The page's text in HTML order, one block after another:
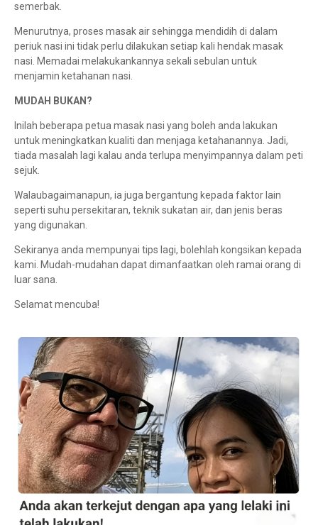
semerbak.
Menurutnya, proses masak air sehingga mendidih di dalam
periuk nasi ini tidak perlu dilakukan setiap kali hendak masak
nasi. Memadai melakukankannya sekali sebulan untuk
menjamin ketahanan nasi.
MUDAH BUKAN?
Inilah beberapa petua masak nasi yang boleh anda lakukan
untuk meningkatkan kualiti dan menjaga ketahanannya. Jadi,
tiada masalah lagi kalau anda terlupa menyimpannya dalam peti
sejuk.
Walaubagaimanapun, ia juga bergantung kepada faktor lain
seperti suhu persekitaran, teknik sukatan air, dan jenis beras
yang digunakan.
Sekiranya anda mempunyai tips lagi, bolehlah kongsikan kepada
kami. Mudah-mudahan dapat dimanfaatkan oleh ramai orang di
luar sana.
Selamat mencuba!